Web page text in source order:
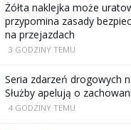
Żółta naklejka może
przypomina zasady
na przejazdach
3 GODZINY TEMU
Seria zdarzeń drogowych
Służby apelują o
4 GODZINY TEMU